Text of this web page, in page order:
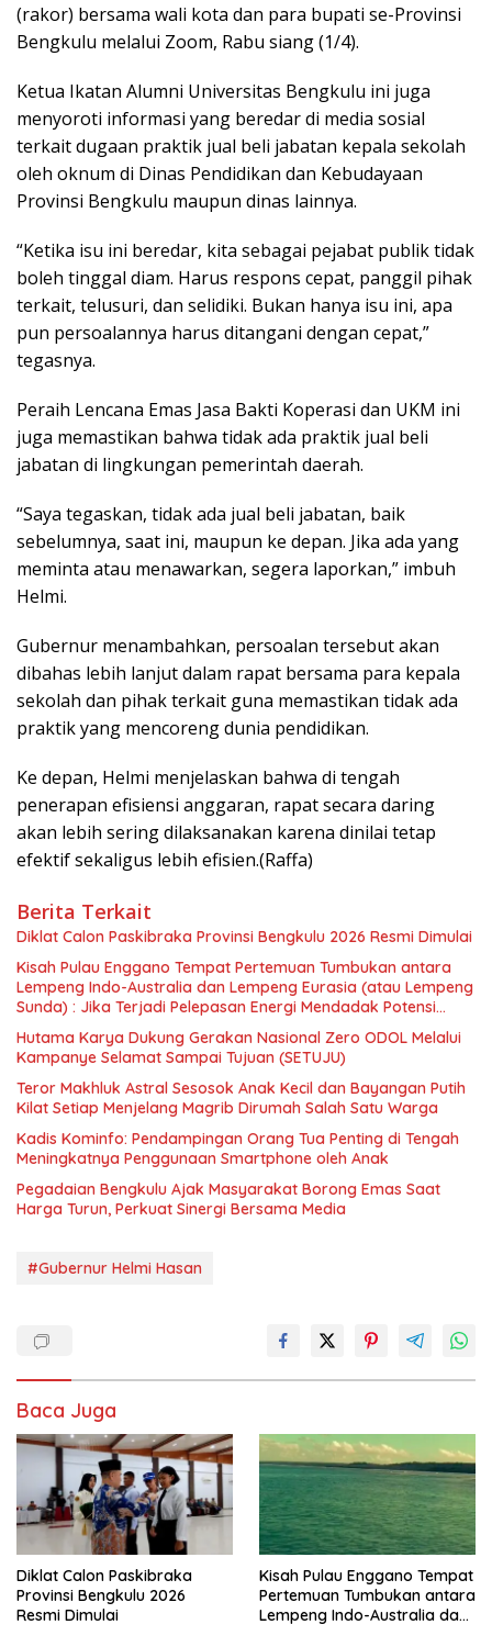
(rakor) bersama wali kota dan para bupati se-Provinsi
Bengkulu melalui Zoom, Rabu siang (1/4).
Ketua Ikatan Alumni Universitas Bengkulu ini juga
menyoroti informasi yang beredar di media sosial
terkait dugaan praktik jual beli jabatan kepala sekolah
oleh oknum di Dinas Pendidikan dan Kebudayaan
Provinsi Bengkulu maupun dinas lainnya.
“Ketika isu ini beredar, kita sebagai pejabat publik tidak
boleh tinggal diam. Harus respons cepat, panggil pihak
terkait, telusuri, dan selidiki. Bukan hanya isu ini, apa
pun persoalannya harus ditangani dengan cepat,”
tegasnya.
Peraih Lencana Emas Jasa Bakti Koperasi dan UKM ini
juga memastikan bahwa tidak ada praktik jual beli
jabatan di lingkungan pemerintah daerah.
“Saya tegaskan, tidak ada jual beli jabatan, baik
sebelumnya, saat ini, maupun ke depan. Jika ada yang
meminta atau menawarkan, segera laporkan,” imbuh
Helmi.
Gubernur menambahkan, persoalan tersebut akan
dibahas lebih lanjut dalam rapat bersama para kepala
sekolah dan pihak terkait guna memastikan tidak ada
praktik yang mencoreng dunia pendidikan.
Ke depan, Helmi menjelaskan bahwa di tengah
penerapan efisiensi anggaran, rapat secara daring
akan lebih sering dilaksanakan karena dinilai tetap
efektif sekaligus lebih efisien.(Raffa)
Berita Terkait
Diklat Calon Paskibraka Provinsi Bengkulu 2026 Resmi Dimulai
Kisah Pulau Enggano Tempat Pertemuan Tumbukan antara
Lempeng Indo-Australia dan Lempeng Eurasia (atau Lempeng
Sunda) : Jika Terjadi Pelepasan Energi Mendadak Potensi
Gempa 8.4 SR dan Picu Tsunami 15 Meter
Hutama Karya Dukung Gerakan Nasional Zero ODOL Melalui
Kampanye Selamat Sampai Tujuan (SETUJU)
Teror Makhluk Astral Sesosok Anak Kecil dan Bayangan Putih
Kilat Setiap Menjelang Magrib Dirumah Salah Satu Warga
Kadis Kominfo: Pendampingan Orang Tua Penting di Tengah
Meningkatnya Penggunaan Smartphone oleh Anak
Pegadaian Bengkulu Ajak Masyarakat Borong Emas Saat
Harga Turun, Perkuat Sinergi Bersama Media
#Gubernur Helmi Hasan
Baca Juga
Diklat Calon Paskibraka
Provinsi Bengkulu 2026
Resmi Dimulai
Kisah Pulau Enggano Tempat
Pertemuan Tumbukan antara
Lempeng Indo-Australia dan